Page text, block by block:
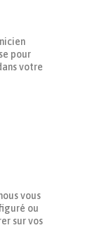
pour
votre
vous
ou
sur vos